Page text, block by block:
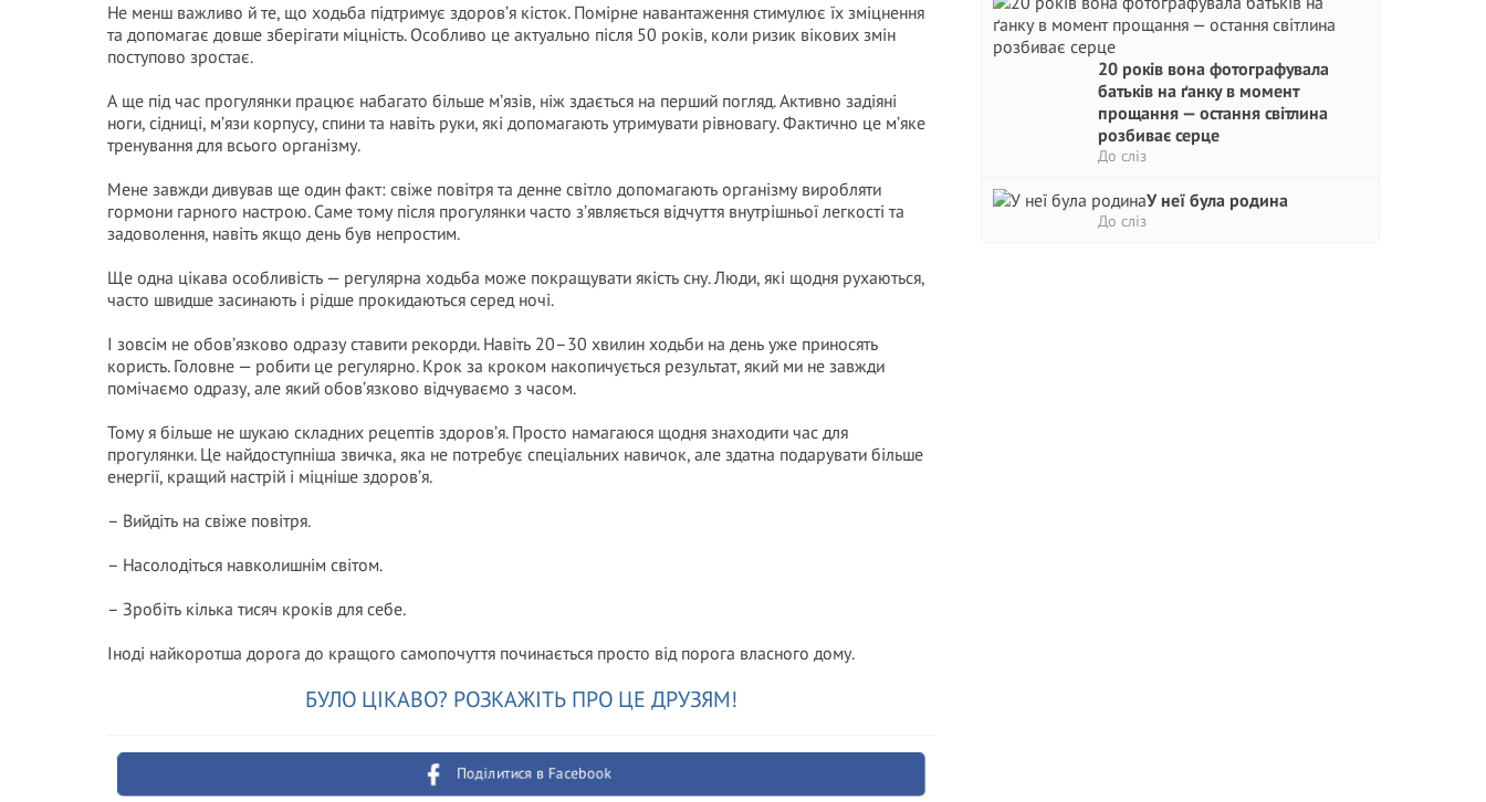
20 років вона фотографувала
батьків на ґанку в момент
прощання — остання світлина
розбиває серце
До сліз
У неї була родина
До сліз
Не менш важливо й те, що ходьба підтримує здоров’я кісток. Помірне навантаження стимулює їх зміцнення
та допомагає довше зберігати міцність. Особливо це актуально після 50 років, коли ризик вікових змін
поступово зростає.
А ще під час прогулянки працює набагато більше м’язів, ніж здається на перший погляд. Активно задіяні
ноги, сідниці, м’язи корпусу, спини та навіть руки, які допомагають утримувати рівновагу. Фактично це м’яке
тренування для всього організму.
Мене завжди дивував ще один факт: свіже повітря та денне світло допомагають організму виробляти
гормони гарного настрою. Саме тому після прогулянки часто з’являється відчуття внутрішньої легкості та
задоволення, навіть якщо день був непростим.
Ще одна цікава особливість — регулярна ходьба може покращувати якість сну. Люди, які щодня рухаються,
часто швидше засинають і рідше прокидаються серед ночі.
І зовсім не обов’язково одразу ставити рекорди. Навіть 20–30 хвилин ходьби на день уже приносять
користь. Головне — робити це регулярно. Крок за кроком накопичується результат, який ми не завжди
помічаємо одразу, але який обов’язково відчуваємо з часом.
Тому я більше не шукаю складних рецептів здоров’я. Просто намагаюся щодня знаходити час для
прогулянки. Це найдоступніша звичка, яка не потребує спеціальних навичок, але здатна подарувати більше
енергії, кращий настрій і міцніше здоров’я.
– Вийдіть на свіже повітря.
– Насолодіться навколишнім світом.
– Зробіть кілька тисяч кроків для себе.
Іноді найкоротша дорога до кращого самопочуття починається просто від порога власного дому.
БУЛО ЦІКАВО? РОЗКАЖІТЬ ПРО ЦЕ ДРУЗЯМ!
Поділитися в Facebook